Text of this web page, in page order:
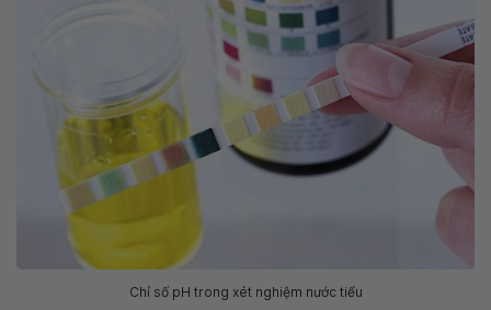
Chỉ số pH trong xét nghiệm nước tiểu